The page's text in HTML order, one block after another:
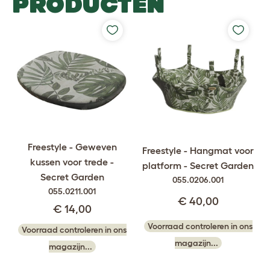
Freestyle - Geweven
kussen voor trede -
Secret Garden
055.0211.001
€ 14,00
Voorraad controleren in ons
magazijn...
Freestyle - Hangmat voor
platform - Secret Garden
055.0206.001
€ 40,00
Voorraad controleren in ons
magazijn...